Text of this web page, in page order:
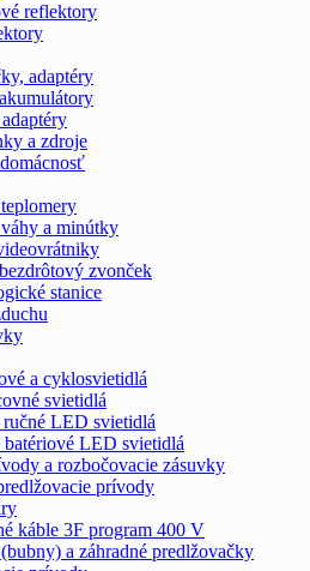
reflektory
adaptéry
a zdroje
a minútky
zvonček
stanice
a cyklosvietidlá
svietidlá
LED svietidlá
LED svietidlá
a rozbočovacie zásuvky
prívody
káble 3F program 400 V
a záhradné predlžovačky